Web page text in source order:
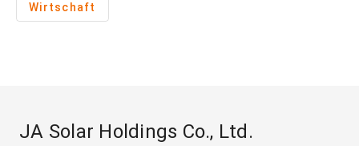
Wirtschaft
JA Solar Holdings Co., Ltd.